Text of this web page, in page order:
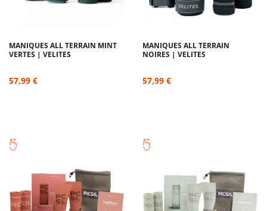
MANIQUES ALL TERRAIN MINT
VERTES | VELITES
57,99 €
MANIQUES ALL TERRAIN
NOIRES | VELITES
57,99 €